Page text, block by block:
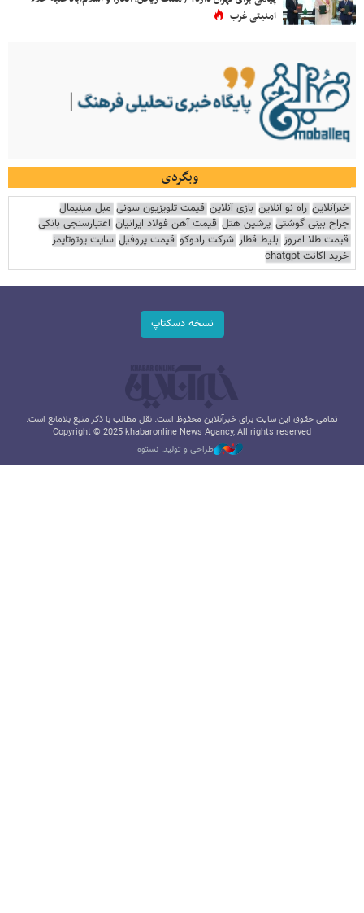
امنیتی غرب
وبگردی
خبرآنلاین راه نو آنلاین بازی آنلاین قیمت تلویزیون سونی مبل مینیمال
جراح بینی گوشتی پرشین هتل قیمت آهن فولاد ایرانیان اعتبارسنجی بانکی
قیمت طلا امروز بلیط قطار شرکت رادوکو قیمت پروفیل سایت یوتوتایمز
خرید اکانت chatgpt
نسخه دسکتاپ
تمامی حقوق این سایت برای خبرآنلاین محفوظ است. نقل مطالب با ذکر منبع بلامانع است.
Copyright © 2025 khabaronline News Agancy, All rights reserved
طراحی و تولید: نستوه